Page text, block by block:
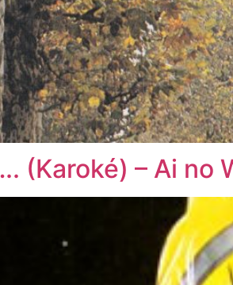
(Karoké) – Ai no